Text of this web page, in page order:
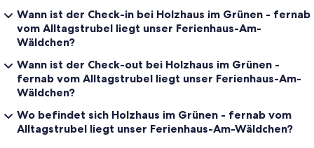
Wann ist der Check-in bei Holzhaus im Grünen - fernab
vom Alltagstrubel liegt unser Ferienhaus-Am-
Wäldchen?
Wann ist der Check-out bei Holzhaus im Grünen -
fernab vom Alltagstrubel liegt unser Ferienhaus-Am-
Wäldchen?
Wo befindet sich Holzhaus im Grünen - fernab vom
Alltagstrubel liegt unser Ferienhaus-Am-Wäldchen?